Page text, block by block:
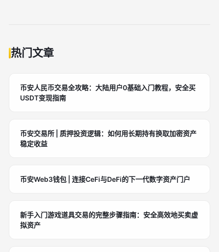
热门文章
币安人民币交易全攻略：大陆用户0基础入门教程，安全买
USDT变现指南
币安交易所 | 质押投资逻辑：如何用长期持有换取加密资产
稳定收益
币安Web3钱包 | 连接CeFi与DeFi的下一代数字资产门户
新手入门游戏道具交易的完整步骤指南：安全高效地买卖虚
拟资产